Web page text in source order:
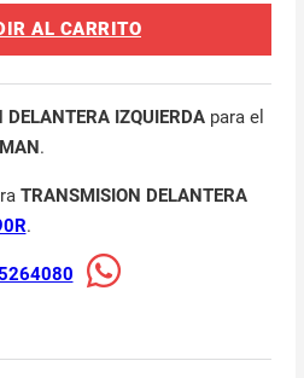
AL CARRITO
IZQUIERDApara el
.
TRANSMISION DELANTERA
.